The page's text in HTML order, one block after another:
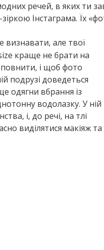
речей, в яких ти
Інстаграма. Їх
визнавати, але твої
краще не брати на
і щоб фото
подрузі доведеться
одягни вбрання із
водолазку. У ній
і, до речі, на тлі
виділятися макіяж та